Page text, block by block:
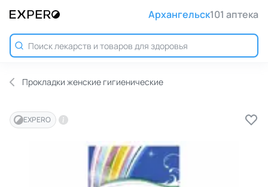
Архангельск101 аптека
Прокладки женские гигиенические
EXPERO